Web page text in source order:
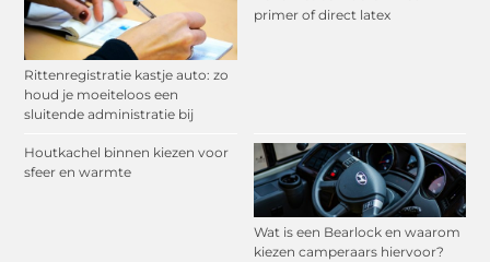
Rittenregistratie kastje auto: zo
houd je moeiteloos een
sluitende administratie bij
primer of direct latex
Houtkachel binnen kiezen voor
sfeer en warmte
Wat is een Bearlock en waarom
kiezen camperaars hiervoor?